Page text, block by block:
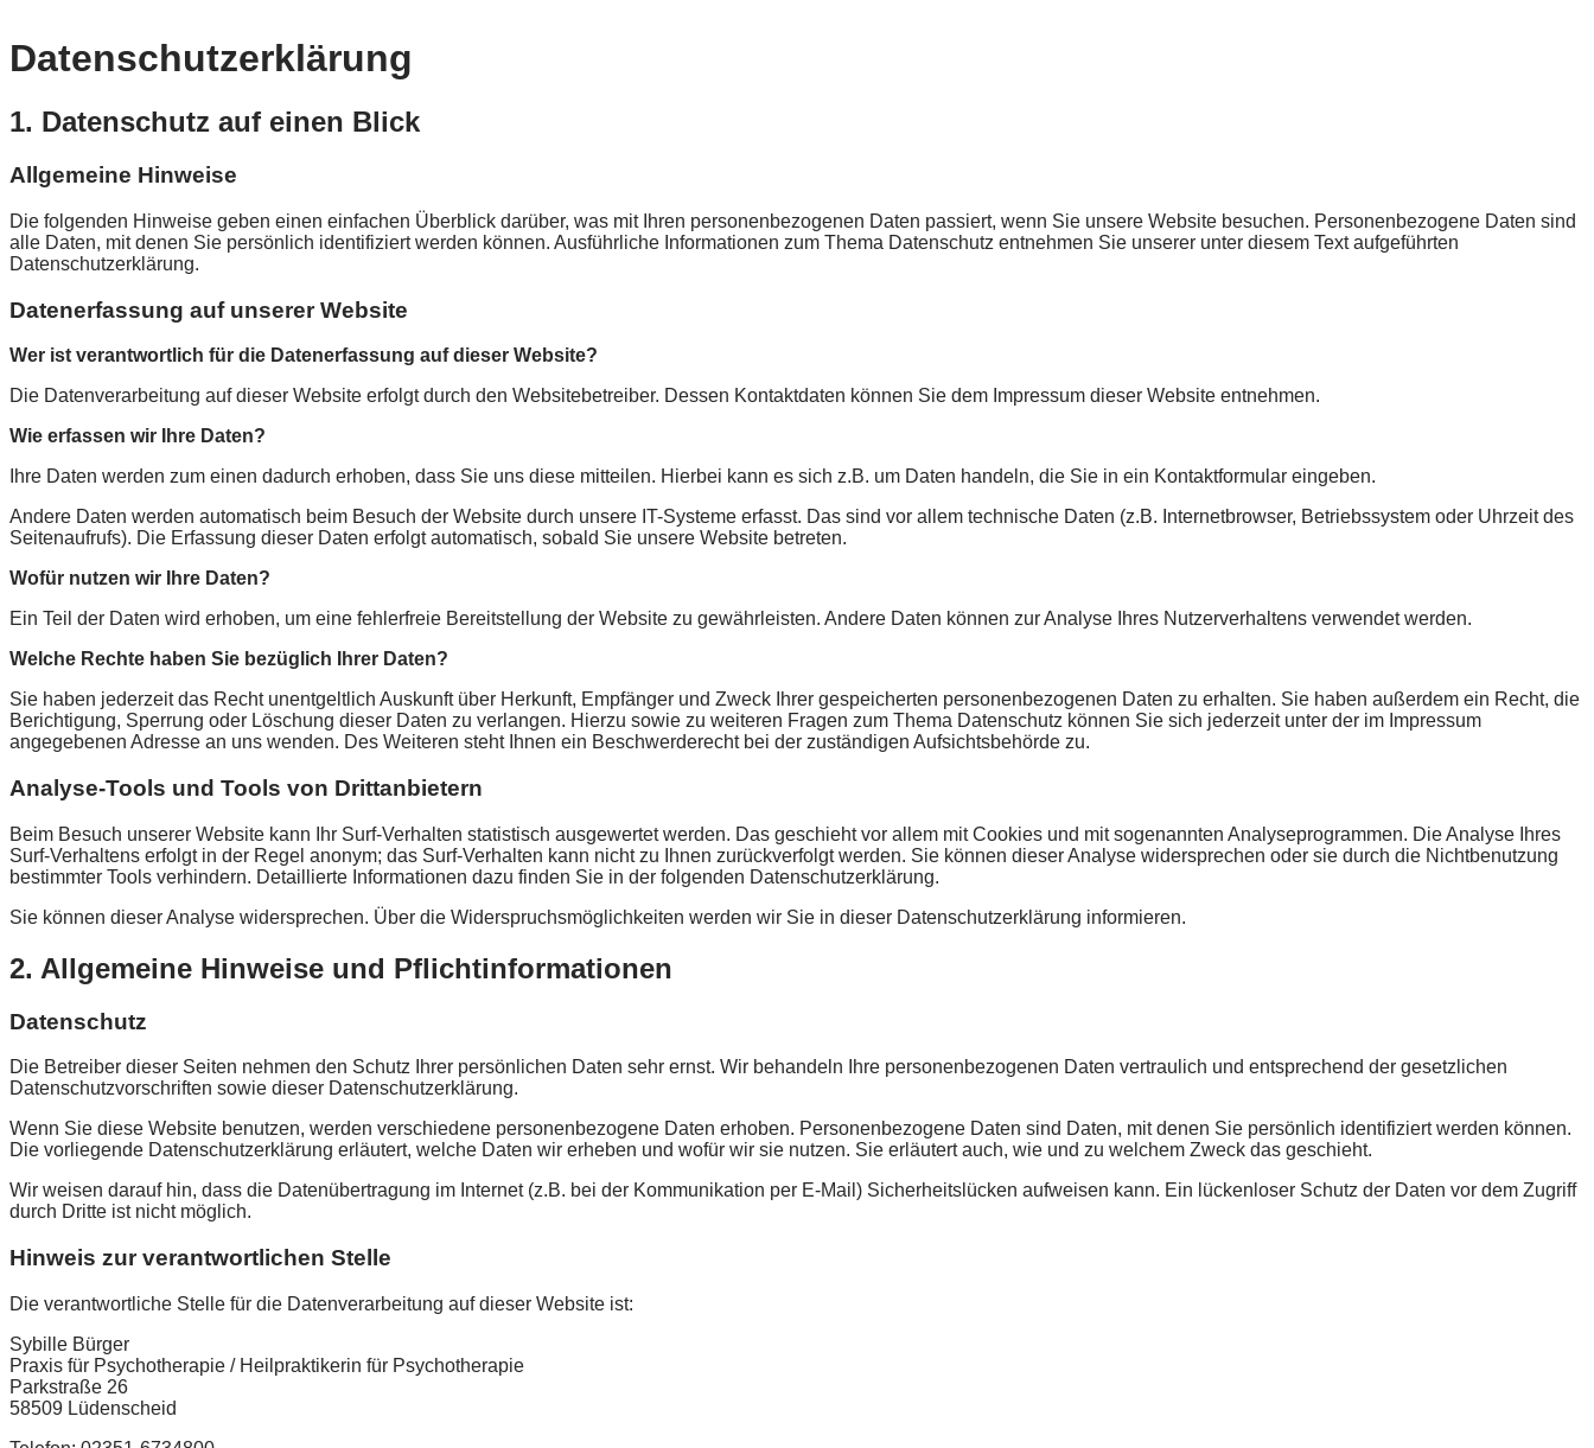
Datenschutzerklärung
1. Datenschutz auf einen Blick
Allgemeine Hinweise
Die folgenden Hinweise geben einen einfachen Überblick darüber, was mit Ihren personenbezogenen Daten passiert, wenn Sie unsere Website besuchen. Personenbezogene Daten sind
alle Daten, mit denen Sie persönlich identifiziert werden können. Ausführliche Informationen zum Thema Datenschutz entnehmen Sie unserer unter diesem Text aufgeführten
Datenschutzerklärung.
Datenerfassung auf unserer Website
Wer ist verantwortlich für die Datenerfassung auf dieser Website?
Die Datenverarbeitung auf dieser Website erfolgt durch den Websitebetreiber. Dessen Kontaktdaten können Sie dem Impressum dieser Website entnehmen.
Wie erfassen wir Ihre Daten?
Ihre Daten werden zum einen dadurch erhoben, dass Sie uns diese mitteilen. Hierbei kann es sich z.B. um Daten handeln, die Sie in ein Kontaktformular eingeben.
Andere Daten werden automatisch beim Besuch der Website durch unsere IT-Systeme erfasst. Das sind vor allem technische Daten (z.B. Internetbrowser, Betriebssystem oder Uhrzeit des
Seitenaufrufs). Die Erfassung dieser Daten erfolgt automatisch, sobald Sie unsere Website betreten.
Wofür nutzen wir Ihre Daten?
Ein Teil der Daten wird erhoben, um eine fehlerfreie Bereitstellung der Website zu gewährleisten. Andere Daten können zur Analyse Ihres Nutzerverhaltens verwendet werden.
Welche Rechte haben Sie bezüglich Ihrer Daten?
Sie haben jederzeit das Recht unentgeltlich Auskunft über Herkunft, Empfänger und Zweck Ihrer gespeicherten personenbezogenen Daten zu erhalten. Sie haben außerdem ein Recht, die
Berichtigung, Sperrung oder Löschung dieser Daten zu verlangen. Hierzu sowie zu weiteren Fragen zum Thema Datenschutz können Sie sich jederzeit unter der im Impressum
angegebenen Adresse an uns wenden. Des Weiteren steht Ihnen ein Beschwerderecht bei der zuständigen Aufsichtsbehörde zu.
Analyse-Tools und Tools von Drittanbietern
Beim Besuch unserer Website kann Ihr Surf-Verhalten statistisch ausgewertet werden. Das geschieht vor allem mit Cookies und mit sogenannten Analyseprogrammen. Die Analyse Ihres
Surf-Verhaltens erfolgt in der Regel anonym; das Surf-Verhalten kann nicht zu Ihnen zurückverfolgt werden. Sie können dieser Analyse widersprechen oder sie durch die Nichtbenutzung
bestimmter Tools verhindern. Detaillierte Informationen dazu finden Sie in der folgenden Datenschutzerklärung.
Sie können dieser Analyse widersprechen. Über die Widerspruchsmöglichkeiten werden wir Sie in dieser Datenschutzerklärung informieren.
2. Allgemeine Hinweise und Pflichtinformationen
Datenschutz
Die Betreiber dieser Seiten nehmen den Schutz Ihrer persönlichen Daten sehr ernst. Wir behandeln Ihre personenbezogenen Daten vertraulich und entsprechend der gesetzlichen
Datenschutzvorschriften sowie dieser Datenschutzerklärung.
Wenn Sie diese Website benutzen, werden verschiedene personenbezogene Daten erhoben. Personenbezogene Daten sind Daten, mit denen Sie persönlich identifiziert werden können.
Die vorliegende Datenschutzerklärung erläutert, welche Daten wir erheben und wofür wir sie nutzen. Sie erläutert auch, wie und zu welchem Zweck das geschieht.
Wir weisen darauf hin, dass die Datenübertragung im Internet (z.B. bei der Kommunikation per E-Mail) Sicherheitslücken aufweisen kann. Ein lückenloser Schutz der Daten vor dem Zugriff
durch Dritte ist nicht möglich.
Hinweis zur verantwortlichen Stelle
Die verantwortliche Stelle für die Datenverarbeitung auf dieser Website ist:
Sybille Bürger
Praxis für Psychotherapie / Heilpraktikerin für Psychotherapie
Parkstraße 26
58509 Lüdenscheid